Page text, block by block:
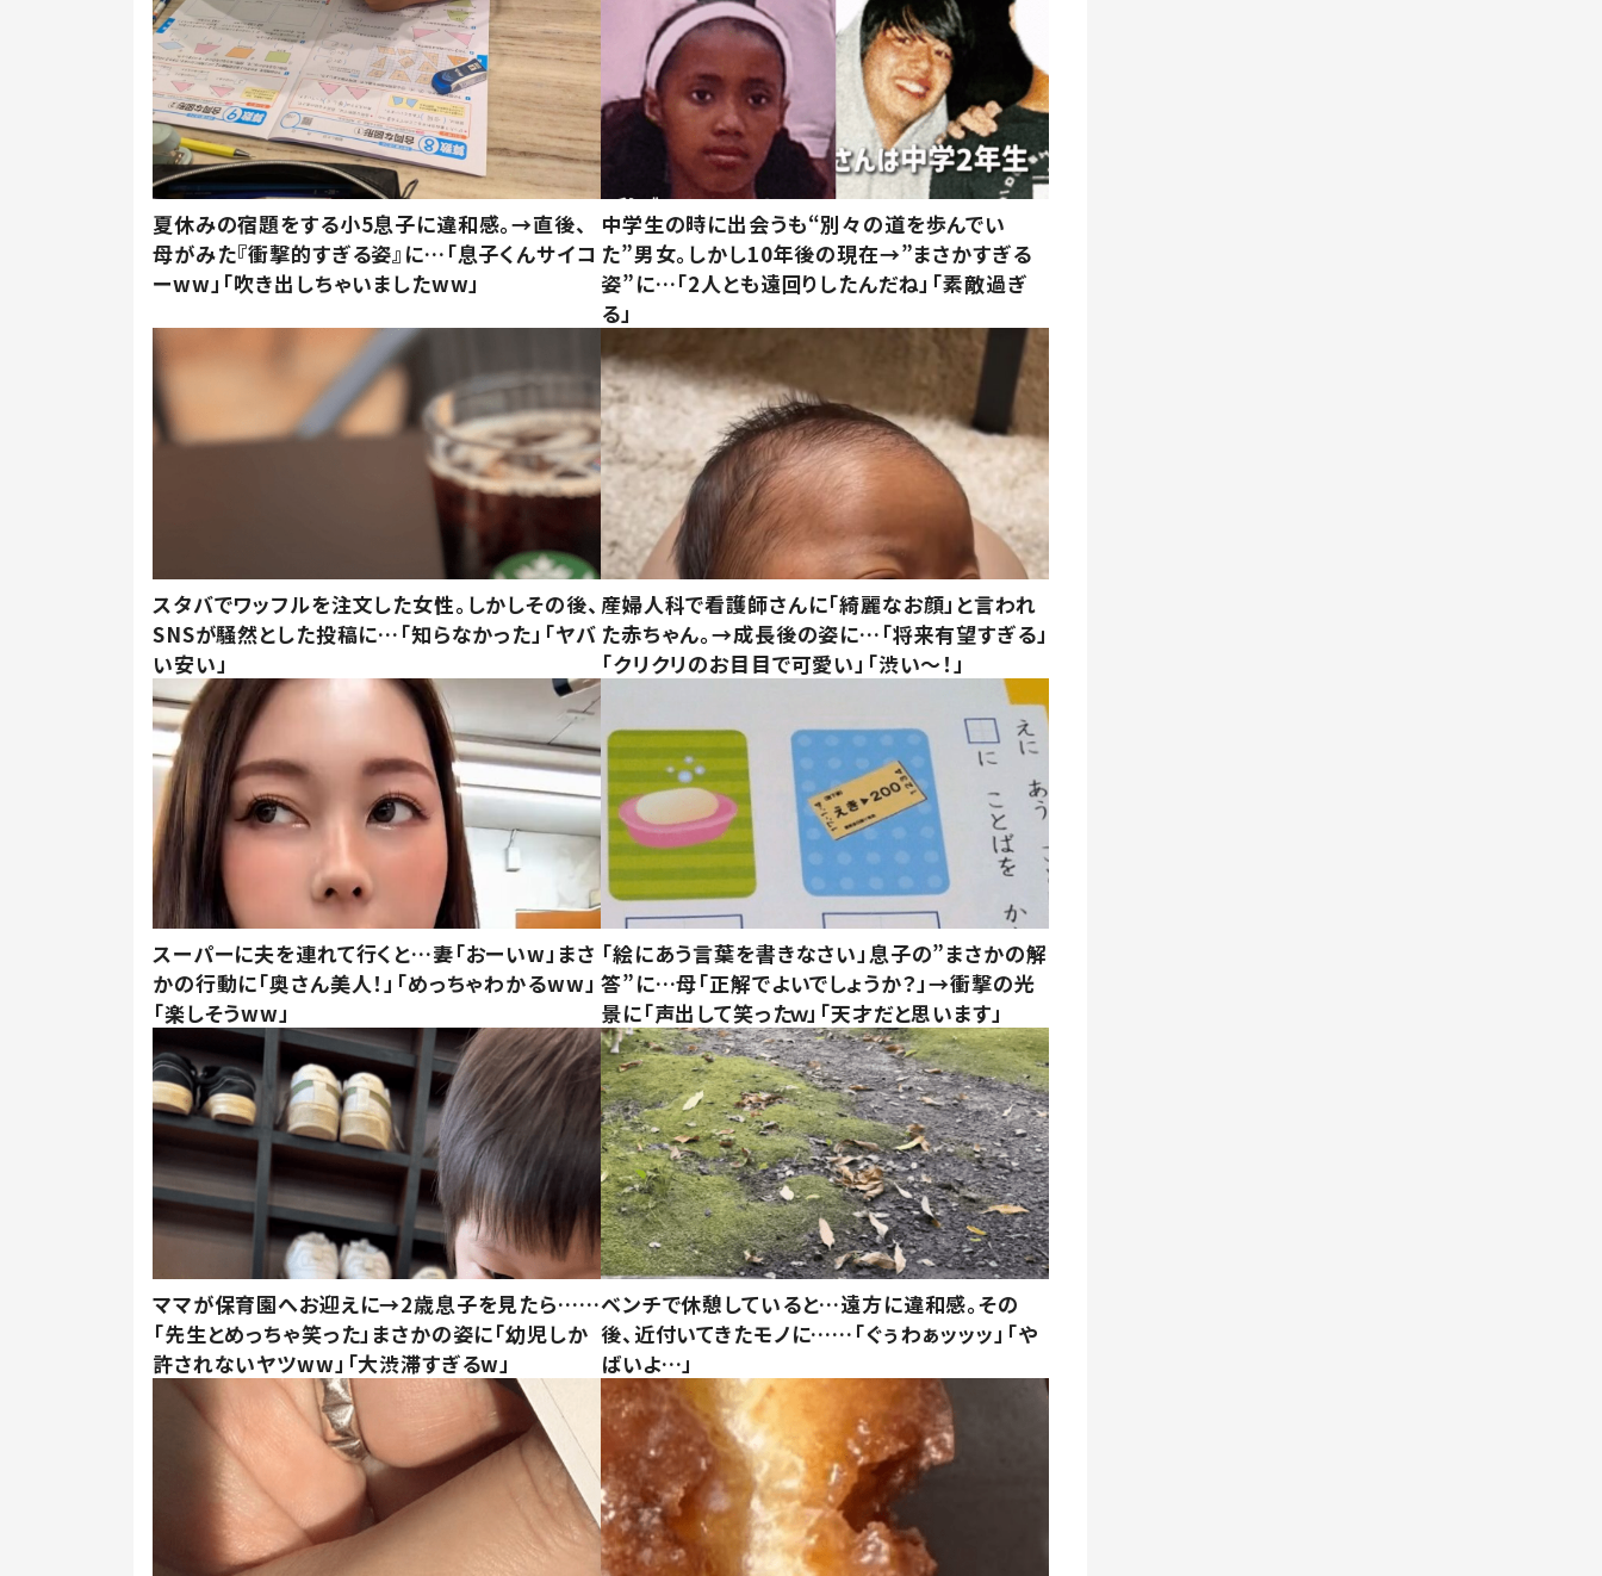
夏休みの宿題をする小5息子に違和感。→直後、
母がみた『衝撃的すぎる姿』に…「息子くんサイコ
ーww」「吹き出しちゃいましたww」
中学生の時に出会うも“別々の道を歩んでい
た”男女。しかし10年後の現在→”まさかすぎる
姿”に…「2人とも遠回りしたんだね」「素敵過ぎ
る」
スタバでワッフルを注文した女性。しかしその後、
SNSが騒然とした投稿に…「知らなかった」「ヤバ
い安い」
産婦人科で看護師さんに「綺麗なお顔」と言われ
た赤ちゃん。→成長後の姿に…「将来有望すぎる」
「クリクリのお目目で可愛い」「渋い～！」
スーパーに夫を連れて行くと…妻「おーいw」まさ
かの行動に「奥さん美人！」「めっちゃわかるww」
「楽しそうww」
「絵にあう言葉を書きなさい」息子の”まさかの解
答”に…母「正解でよいでしょうか？」→衝撃の光
景に「声出して笑ったｗ」「天才だと思います」
ママが保育園へお迎えに→2歳息子を見たら……
「先生とめっちゃ笑った」まさかの姿に「幼児しか
許されないヤツww」「大渋滞すぎるw」
ベンチで休憩していると…遠方に違和感。その
後、近付いてきたモノに……「ぐぅわぁッッッ」「や
ばいよ…」